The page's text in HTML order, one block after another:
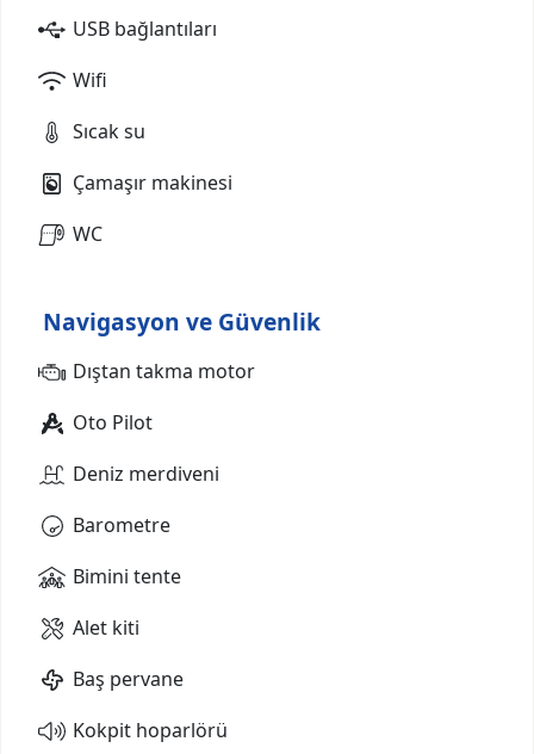
USB bağlantıları
Wifi
Sıcak su
Çamaşır makinesi
WC
Navigasyon ve Güvenlik
Dıştan takma motor
Oto Pilot
Deniz merdiveni
Barometre
Bimini tente
Alet kiti
Baş pervane
Kokpit hoparlörü